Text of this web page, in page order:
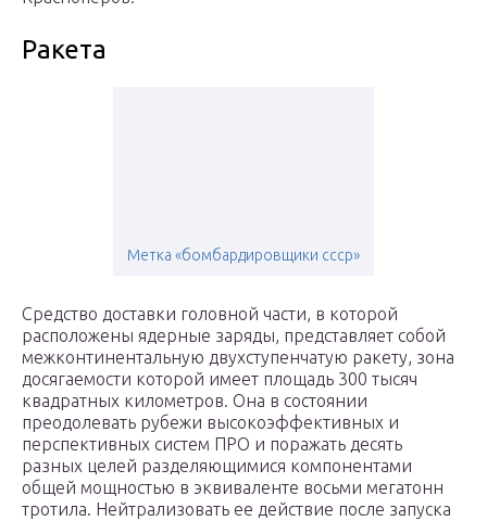
Ракета
Метка «бомбардировщики ссср»
Средство доставки головной части, в которой
расположены ядерные заряды, представляет собой
межконтинентальную двухступенчатую ракету, зона
досягаемости которой имеет площадь 300 тысяч
квадратных километров. Она в состоянии
преодолевать рубежи высокоэффективных и
перспективных систем ПРО и поражать десять
разных целей разделяющимися компонентами
общей мощностью в эквиваленте восьми мегатонн
тротила. Нейтрализовать ее действие после запуска